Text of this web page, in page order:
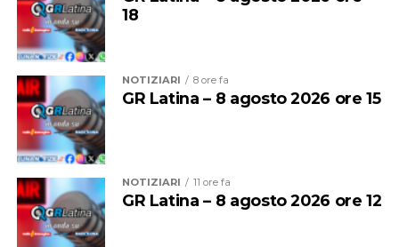
musicale e danzante, con l’obiettivo di prevenire
situazioni di criticità legate agli assembramenti e
all’utilizzo improprio delle spiagge.
18
NOTIZIARI 8 ore fa
GR Latina – 8 agosto 2026 ore 15
NOTIZIARI 11 ore fa
GR Latina – 8 agosto 2026 ore 12